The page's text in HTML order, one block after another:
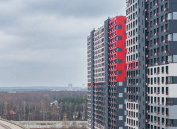
Посмотреть на карте
58.9 м2, в прямую аренду на
располагается в 25-этажном здании.
на 1 этаже здания. Возможное
под чистовую отделку,
Отдельный вход с улицы, здание
Парковка авт...